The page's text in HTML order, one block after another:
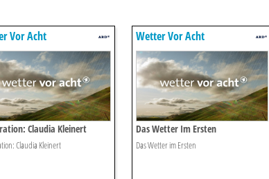
Vor Acht
Claudia Kleinert
Claudia Kleinert
Wetter Vor Acht
Das Wetter Im Ersten
Das Wetter im Ersten